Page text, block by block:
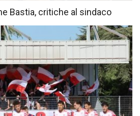
Bastia, critiche al sindaco